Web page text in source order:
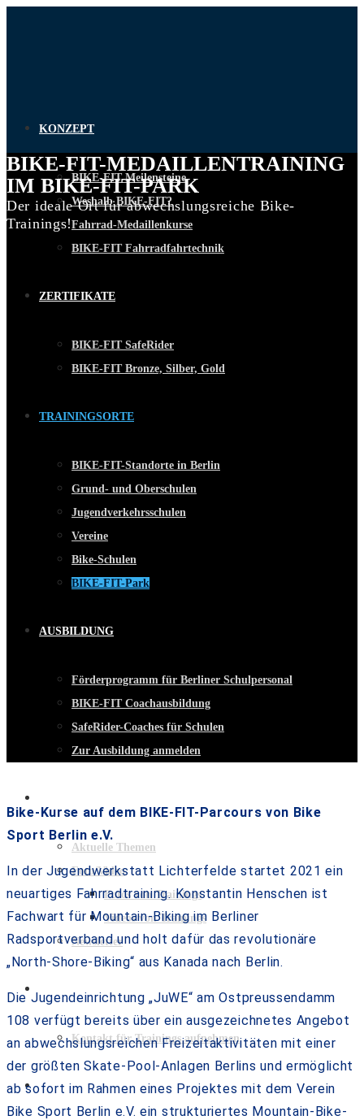
KONZEPT
BIKE-FIT Meilensteine
Weshalb BIKE-FIT?
Fahrrad-Medaillenkurse
BIKE-FIT Fahrradfahrtechnik
ZERTIFIKATE
BIKE-FIT SafeRider
BIKE-FIT Bronze, Silber, Gold
TRAININGSORTE
BIKE-FIT-Standorte in Berlin
Grund- und Oberschulen
Jugendverkehrsschulen
Vereine
Bike-Schulen
BIKE-FIT-Park
AUSBILDUNG
Förderprogramm für Berliner Schulpersonal
BIKE-FIT Coachausbildung
SafeRider-Coaches für Schulen
Zur Ausbildung anmelden
Aktuelle Themen
Foto/Video
Fotos von Trainings
Videos von Trainings
Newsletter
KONTAKT
Kontakt für Trainings aufnehmen
BUCHEN
BIKE-FIT-MEDAILLENTRAINING
IM BIKE-FIT-PARK
Der ideale Ort für abwechslungsreiche Bike-
Trainings!
Bike-Kurse auf dem BIKE-FIT-Parcours von Bike
Sport Berlin e.V.
In der Jugendwerkstatt Lichterfelde startet 2021 ein
neuartiges Fahrradtraining. Konstantin Henschen ist
Fachwart für Mountain-Biking im Berliner
Radsportverband und holt dafür das revolutionäre
„North-Shore-Biking“ aus Kanada nach Berlin.
Die Jugendeinrichtung „JuWE“ am Ostpreussendamm
108 verfügt bereits über ein ausgezeichnetes Angebot
an abwechslungsreichen Freizeitaktivitäten mit einer
der größten Skate-Pool-Anlagen Berlins und ermöglicht
ab sofort im Rahmen eines Projektes mit dem Verein
Bike Sport Berlin e.V. ein strukturiertes Mountain-Bike-